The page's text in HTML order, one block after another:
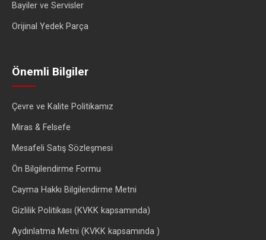
Bayiler ve Servisler
Orijinal Yedek Parça
Önemli Bilgiler
Çevre ve Kalite Politikamız
Miras & Felsefe
Mesafeli Satış Sözleşmesi
Ön Bilgilendirme Formu
Cayma Hakkı Bilgilendirme Metni
Gizlilik Politikası (KVKK kapsamında)
Aydınlatma Metni (KVKK kapsamında )